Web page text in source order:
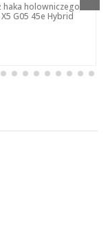
haka holowniczego
G05 45e Hybrid